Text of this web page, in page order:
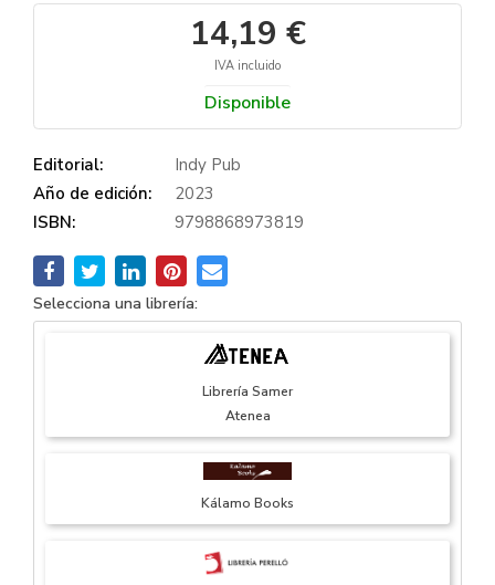
14,19 €
IVA incluido
Disponible
Editorial:
Indy Pub
Año de edición:
2023
ISBN:
9798868973819
Selecciona una librería:
Librería Samer
Atenea
Kálamo Books